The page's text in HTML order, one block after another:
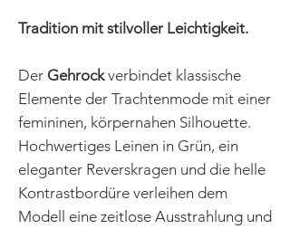
Tradition mit stilvoller Leichtigkeit.
Der Gehrockverbindet klassische
Elemente der Trachtenmode mit einer
femininen, körpernahen Silhouette.
Hochwertiges Leinen in Grün, ein
eleganter Reverskragen und die helle
Kontrastbordüre verleihen dem
Modell eine zeitlose Ausstrahlung und